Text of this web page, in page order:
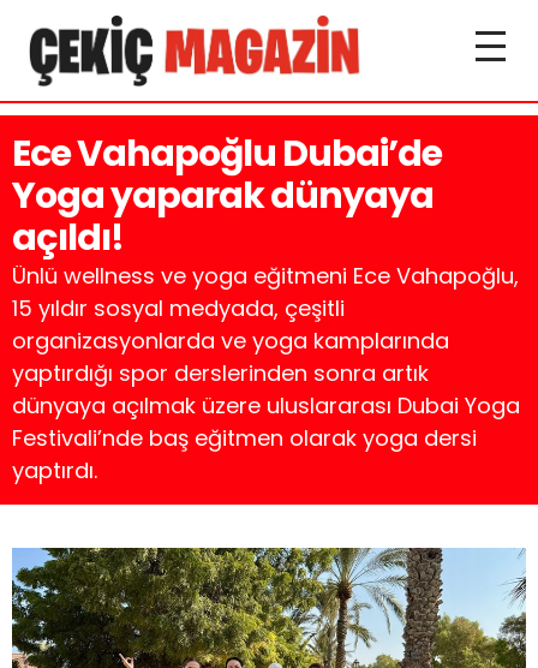
Ece Vahapoğlu Dubai’de
Yoga yaparak dünyaya
açıldı!
Ünlü wellness ve yoga eğitmeni Ece Vahapoğlu,
15 yıldır sosyal medyada, çeşitli
organizasyonlarda ve yoga kamplarında
yaptırdığı spor derslerinden sonra artık
dünyaya açılmak üzere uluslararası Dubai Yoga
Festivali’nde baş eğitmen olarak yoga dersi
yaptırdı.